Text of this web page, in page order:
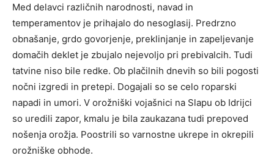
Med delavci različnih narodnosti, navad in
temperamentov je prihajalo do nesoglasij. Predrzno
obnašanje, grdo govorjenje, preklinjanje in zapeljevanje
domačih deklet je zbujalo nejevoljo pri prebivalcih. Tudi
tatvine niso bile redke. Ob plačilnih dnevih so bili pogosti
nočni izgredi in pretepi. Dogajali so se celo roparski
napadi in umori. V orožniški vojašnici na Slapu ob Idrijci
so uredili zapor, kmalu je bila zaukazana tudi prepoved
nošenja orožja. Poostrili so varnostne ukrepe in okrepili
orožniške obhode.